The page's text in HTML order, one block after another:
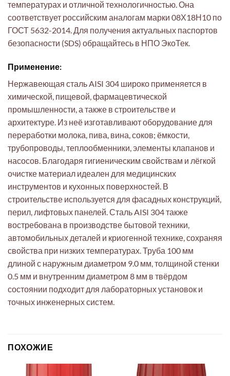
температурах и отличной технологичностью. Она
соответствует российским аналогам марки 08Х18Н10 по
ГОСТ 5632-2014. Для получения актуальных паспортов
безопасности (SDS) обращайтесь в НПО ЭкоТек.
Применение:
Нержавеющая сталь AISI 304 широко применяется в
химической, пищевой, фармацевтической
промышленности, а также в строительстве и
архитектуре. Из неё изготавливают оборудование для
переработки молока, пива, вина, соков; ёмкости,
трубопроводы, теплообменники, элементы клапанов и
насосов. Благодаря гигиеническим свойствам и лёгкой
очистке материал идеален для медицинских
инструментов и кухонных поверхностей. В
строительстве используется для фасадных конструкций,
перил, лифтовых панелей. Сталь AISI 304 также
востребована в производстве бытовой техники,
автомобильных деталей и криогенной технике, сохраняя
свойства при низких температурах. Труба 100 мм
длиной с наружным диаметром 9.0 мм, толщиной стенки
0.5 мм и внутренним диаметром 8 мм в твёрдом
состоянии подходит для лабораторных установок и
точных инженерных систем.
ПОХОЖИЕ